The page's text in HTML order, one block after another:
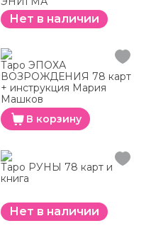
Нет в наличии
Таро ЭПОХА
ВОЗРОЖДЕНИЯ 78 карт
+ инструкция Мария
Машков
В корзину
Таро РУНЫ 78 карт и
книга
Нет в наличии